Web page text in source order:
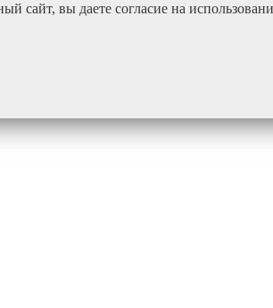
сайт, вы даете согласие на